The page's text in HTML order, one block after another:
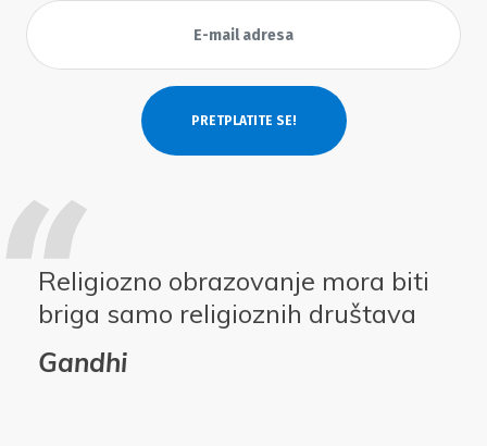
Religiozno obrazovanje mora biti
briga samo religioznih društava
Gandhi